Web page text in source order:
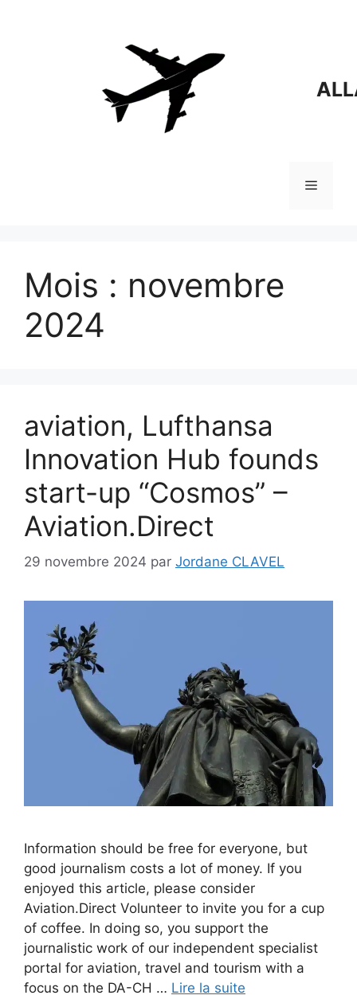
Menu
Mois : novembre
2024
aviation, Lufthansa
Innovation Hub founds
start-up “Cosmos” –
Aviation.Direct
29 novembre 2024 par Jordane CLAVEL
Information should be free for everyone, but
good journalism costs a lot of money. If you
enjoyed this article, please consider
Aviation.Direct Volunteer to invite you for a cup
of coffee. In doing so, you support the
journalistic work of our independent specialist
portal for aviation, travel and tourism with a
focus on the DA-CH … Lire la suite